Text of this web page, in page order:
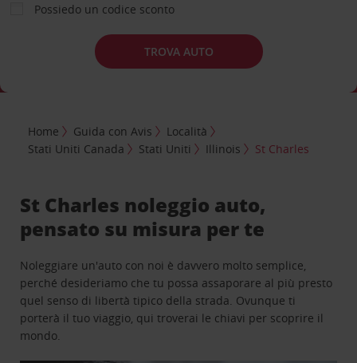
Possiedo un codice sconto
TROVA AUTO
Home Guida con Avis
Località
Stati Uniti Canada
Stati Uniti Illinois St Charles
St Charles noleggio auto,
pensato su misura per te
Noleggiare un'auto con noi è davvero molto semplice,
perché desideriamo che tu possa assaporare al più presto
quel senso di libertà tipico della strada. Ovunque ti
porterà il tuo viaggio, qui troverai le chiavi per scoprire il
mondo.